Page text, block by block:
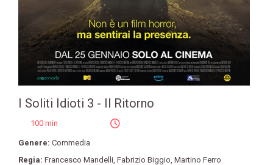
I Soliti Idioti 3 - Il Ritorno
100 min
Genere: Commedia
Regia: Francesco Mandelli, Fabrizio Biggio, Martino Ferro